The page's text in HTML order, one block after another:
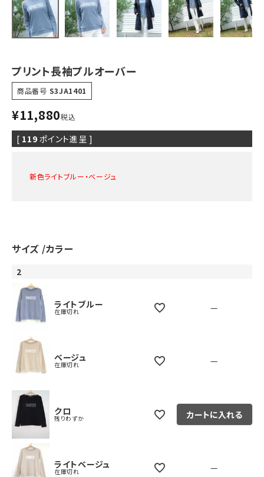
プリント長袖プルオーバー
商品番号 S3JA1401
¥11,880税込
[ 119 ポイント進呈 ]
新色ライトブルー・ベージュ
サイズ カラー
2
ライトブルー
在庫切れ —
ベージュ
在庫切れ —
クロ
残りわずか カートに入れる
ライトベージュ
在庫切れ —